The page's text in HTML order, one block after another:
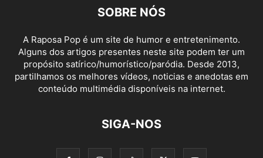
SOBRE NÓS
A Raposa Pop é um site de humor e entretenimento.
Alguns dos artigos presentes neste site podem ter um
propósito satírico/humorístico/paródia. Desde 2013,
partilhamos os melhores vídeos, noticias e anedotas em
conteúdo multimédia disponíveis na internet.
SIGA-NOS